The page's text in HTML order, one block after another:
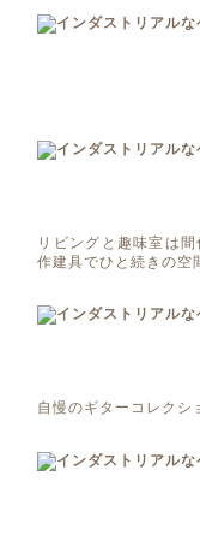
リビングと趣味室は
作建具でひと続きの空
自慢のギターコレクシ